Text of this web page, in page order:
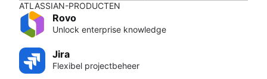
ATLASSIAN-PRODUCTEN
Rovo
Unlock enterprise knowledge
Jira
Flexibel projectbeheer